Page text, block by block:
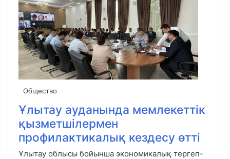
Общество
Ұлытау ауданында мемлекеттік
қызметшілермен
профилактикалық кездесу өтті
Ұлытау облысы бойынша экономикалық тергеп-